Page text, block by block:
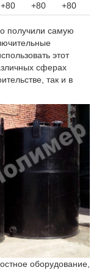
+80
+80
+80
получили самую
этот
сферах
так и в
оборудование,